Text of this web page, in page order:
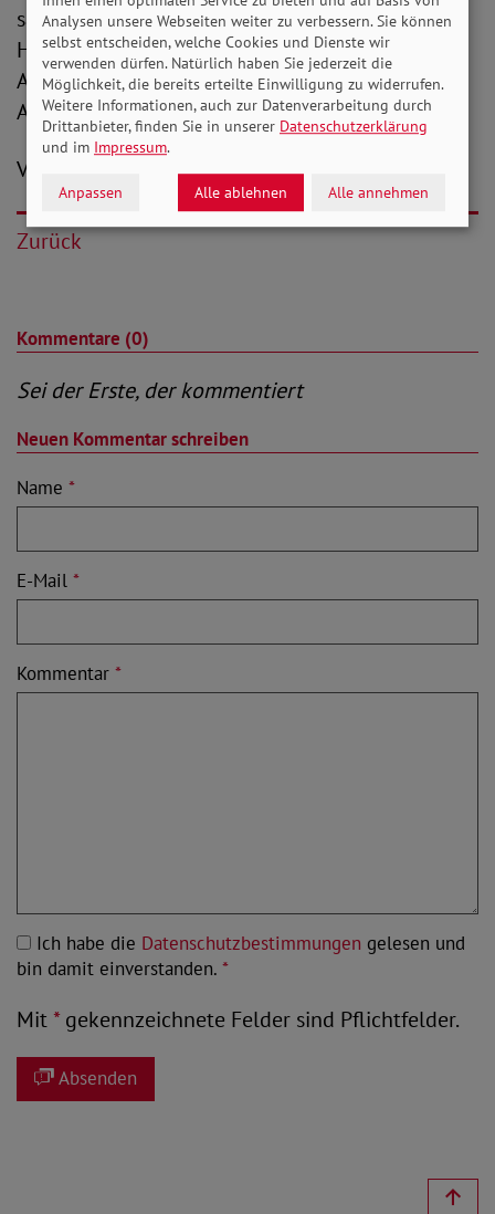
sagen wir: Bezieht Position gegen Hass und
Hetze – in der Nachbarschaft, im Netz, am
Arbeitsplatz. Denn für Demokratie gibt es keine
Alternative.“
V.i.S.d.P.: Peter-Michael Zernechel
Zurück
Kommentare (0)
Sei der Erste, der kommentiert
Neuen Kommentar schreiben
Name *
E-Mail *
Kommentar *
Ich habe die Datenschutzbestimmungen gelesen und
bin damit einverstanden. *
Mit*gekennzeichnete Felder sind Pflichtfelder.
Absenden
Analysen unsere Webseiten weiter zu verbessern. Sie können
selbst entscheiden, welche Cookies und Dienste wir
verwenden dürfen. Natürlich haben Sie jederzeit die
Möglichkeit, die bereits erteilte Einwilligung zu widerrufen.
Weitere Informationen, auch zur Datenverarbeitung durch
Drittanbieter, finden Sie in unserer Datenschutzerklärung
und im Impressum.
Anpassen Alle ablehnen Alle annehmen